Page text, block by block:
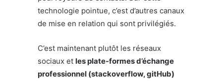
technologie pointue, c’est d’autres canaux
de mise en relation qui sont privilégiés.
C’est maintenant plutôt les réseaux
sociaux et les plate-formes d’échange
professionnel (stackoverflow, gitHub)